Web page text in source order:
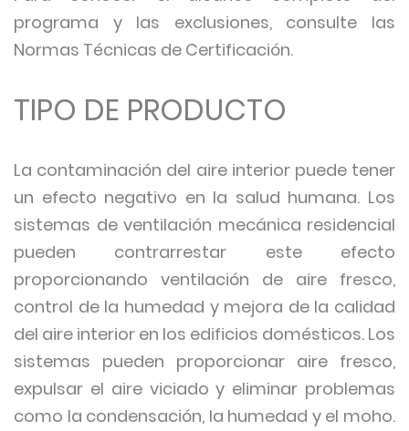
programa y las exclusiones, consulte las
Normas Técnicas de Certificación.
TIPO DE PRODUCTO
La contaminación del aire interior puede tener
un efecto negativo en la salud humana. Los
sistemas de ventilación mecánica residencial
pueden contrarrestar este efecto
proporcionando ventilación de aire fresco,
control de la humedad y mejora de la calidad
del aire interior en los edificios domésticos. Los
sistemas pueden proporcionar aire fresco,
expulsar el aire viciado y eliminar problemas
como la condensación, la humedad y el moho.